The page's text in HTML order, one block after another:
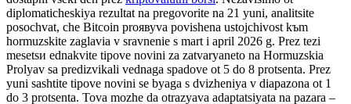
diplomaticheskiya rezultat na pregovorite na 21 yuni, analitsite
posochvat, che Bitcoin proявуva povishena ustojchivost kъm
hormuzskite zaglavia v sravnenie s mart i april 2026 g. Prez tezi
mesetsи ednakvite tipove novini za zatvaryaneto na Hormuzskia
Prolyav sa predizvikali vednaga spаdоve ot 5 do 8 protsenta. Prez
yuni sashtite tipove novini se byaga s dvizheniya v diapazona ot 1
do 3 protsenta. Tova mozhe da otrazyava adaptatsiyata na pazara –